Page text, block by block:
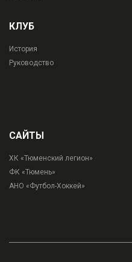
КЛУБ
История
Руководство
САЙТЫ
ХК «Тюменский легион»
ФК «Тюмень»
АНО «Футбол-Хоккей»